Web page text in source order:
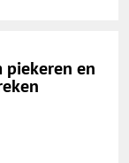
piekeren en